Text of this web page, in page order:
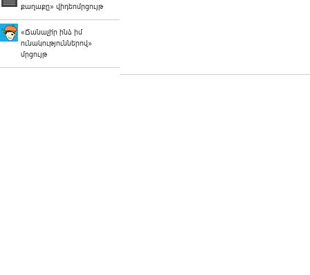
քաղաքը» վիդեոմրցույթ
«Ճանաչի՛ր ինձ իմ
ունակություններով»
մրցույթ